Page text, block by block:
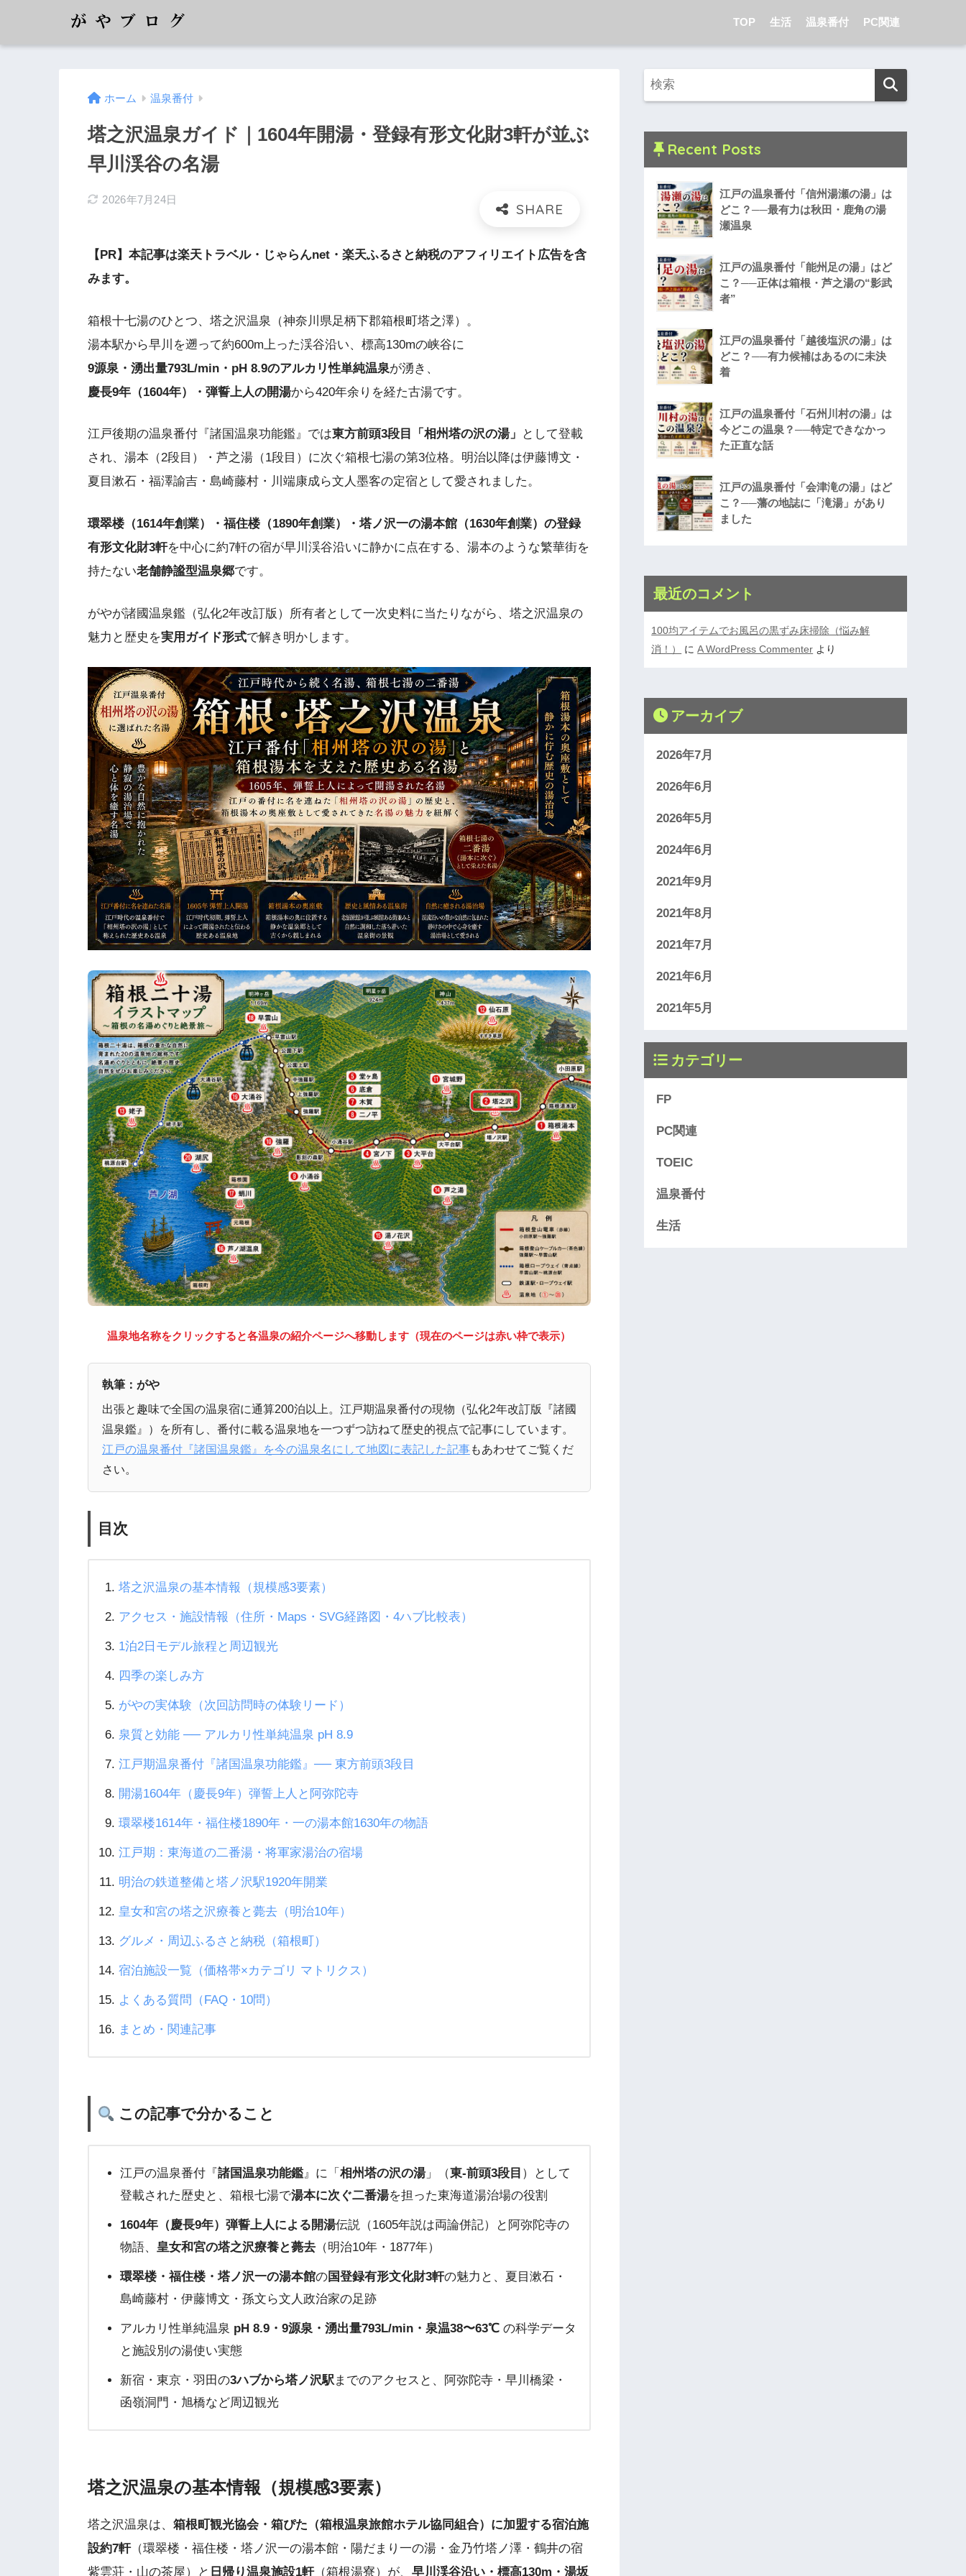
TOP 生活 温泉番付 PC関連
ホーム 温泉番付
塔之沢温泉ガイド｜1604年開湯・登録有形文化財3軒が並ぶ
早川渓谷の名湯
2026年7月24日
【PR】本記事は楽天トラベル・じゃらんnet・楽天ふるさと納税のアフィリエイト広告を含
みます。
箱根十七湯のひとつ、塔之沢温泉（神奈川県足柄下郡箱根町塔之澤）。
湯本駅から早川を遡って約600m上った渓谷沿い、標高130mの峡谷に
9源泉・湧出量793L/min・pH 8.9のアルカリ性単純温泉が湧き、
慶長9年（1604年）・弾誓上人の開湯から420年余りを経た古湯です。
江戸後期の温泉番付『諸国温泉功能鑑』では東方前頭3段目「相州塔の沢の湯」
として登載
され、湯本（2段目）・芦之湯（1段目）に次ぐ箱根七湯の第3位格。明治以降は伊藤博文・
夏目漱石・福澤諭吉・島崎藤村・川端康成ら文人墨客の定宿として愛されました。
環翠楼（1614年創業）・福住楼（1890年創業）・塔ノ沢一の湯本館（1630年創業）の登録
有形文化財3軒を中心に約7軒の宿が早川渓谷沿いに静かに点在する、湯本のような繁華街を
持たない老舗静謐型温泉郷です。
がやが諸國温泉鑑（弘化2年改訂版）所有者として一次史料に当たりながら、塔之沢温泉の
魅力と歴史を実用ガイド形式で解き明かします。
温泉地名称をクリックすると各温泉の紹介ページへ移動します（現在のページは赤い枠で表示）
執筆：がや
出張と趣味で全国の温泉宿に通算200泊以上。江戸期温泉番付の現物（弘化2年改訂版『諸國
温泉鑑』）を所有し、番付に載る温泉地を一つずつ訪ねて歴史的視点で記事にしています。
江戸の温泉番付『諸国温泉鑑』を今の温泉名にして地図に表記した記事もあわせてご覧くだ
さい。
目次
塔之沢温泉の基本情報（規模感3要素）
アクセス・施設情報（住所・Maps・SVG経路図・4ハブ比較表）
1泊2日モデル旅程と周辺観光
四季の楽しみ方
がやの実体験（次回訪問時の体験リード）
泉質と効能 ── アルカリ性単純温泉 pH 8.9
江戸期温泉番付『諸国温泉功能鑑』── 東方前頭3段目
開湯1604年（慶長9年）弾誓上人と阿弥陀寺
環翠楼1614年・福住楼1890年・一の湯本館1630年の物語
江戸期：東海道の二番湯・将軍家湯治の宿場
明治の鉄道整備と塔ノ沢駅1920年開業
皇女和宮の塔之沢療養と薨去（明治10年）
グルメ・周辺ふるさと納税（箱根町）
宿泊施設一覧（価格帯×カテゴリ マトリクス）
よくある質問（FAQ・10問）
まとめ・関連記事
この記事で分かること
江戸の温泉番付『諸国温泉功能鑑』に「 相州塔の沢の湯」（東-前頭3段目 ）として
登載された歴史と、箱根七湯で湯本に次ぐ二番湯を担った東海道湯治場の役割
1604年（慶長9年）弾誓上人による開湯伝説（1605年説は両論併記）と阿弥陀寺の
物語、 皇女和宮の塔之沢療養と薨去（明治10年・1877年）
環翠楼・福住楼・塔ノ沢一の湯本館の国登録有形文化財3軒の魅力と、夏目漱石・
島崎藤村・伊藤博文・孫文ら文人政治家の足跡
アルカリ性単純温泉 pH 8.9・9源泉・湧出量793L/min・泉温38〜63℃の科学データ
と施設別の湯使い実態
新宿・東京・羽田の3ハブから塔ノ沢駅 までのアクセスと、阿弥陀寺・早川橋梁・
函嶺洞門・旭橋など周辺観光
塔之沢温泉の基本情報（規模感3要素）
塔之沢温泉は、 箱根町観光協会・箱ぴた（箱根温泉旅館ホテル協同組合）に加盟する宿泊施
設約7軒（環翠楼・福住楼・塔ノ沢一の湯本館・陽だまり一の湯・金乃竹塔ノ澤・鶴井の宿
紫雲荘・山の茶屋）と 日帰り温泉施設1軒（箱根湯寮）が、 早川渓谷沿い・標高130m・湯坂
Recent Posts
江戸の温泉番付「信州湯瀬の湯」は
どこ？──最有力は秋田・鹿角の湯
瀬温泉
江戸の温泉番付「能州足の湯」はど
こ？──正体は箱根・芦之湯の“影武
者”
江戸の温泉番付「越後塩沢の湯」は
どこ？──有力候補はあるのに未決
着
江戸の温泉番付「石州川村の湯」は
今どこの温泉？──特定できなかっ
た正直な話
江戸の温泉番付「会津滝の湯」はど
こ？──藩の地誌に「滝湯」があり
ました
最近のコメント
100均アイテムでお風呂の黒ずみ床掃除（悩み解
消！）
にA WordPress Commenter より
アーカイブ
2026年7月
2026年6月
2026年5月
2024年6月
2021年9月
2021年8月
2021年7月
2021年6月
2021年5月
カテゴリー
FP
PC関連
TOEIC
温泉番付
生活